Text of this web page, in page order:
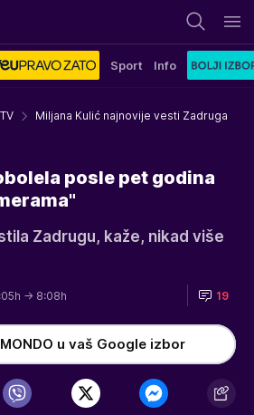
Sport Info
TV
Miljana Kulić najnovije vesti Zadruga
posle pet godina
Zadrugu, kaže, nikad više
→ 8:08h 19
u vaš Google izbor